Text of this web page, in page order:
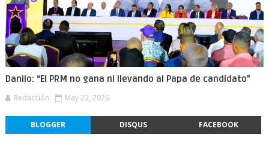
Danilo: “El PRM no gana ni llevando al Papa de candidato”
Redacción May 22, 2026
BLOGGER DISQUS FACEBOOK